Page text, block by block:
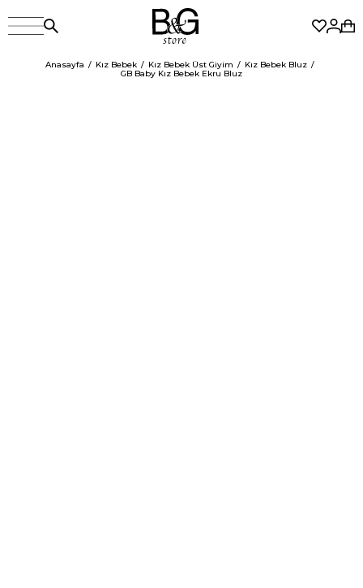
Anasayfa Kız Bebek Kız Bebek Üst Giyim
Kız Bebek Bluz
GB Baby Kız Bebek Ekru Bluz